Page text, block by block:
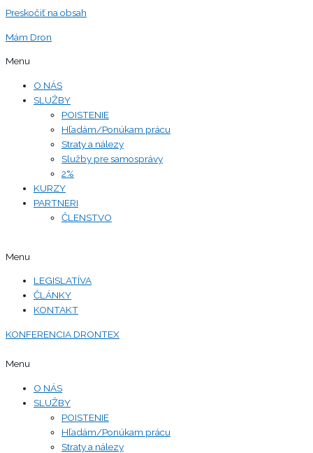
Preskočiť na obsah
Mám Dron
Menu
O NÁS
SLUŽBY
POISTENIE
Hľadám/Ponúkam prácu
Straty a nálezy
Služby pre samosprávy
2%
KURZY
PARTNERI
ČLENSTVO
Menu
LEGISLATÍVA
ČLÁNKY
KONTAKT
KONFERENCIA DRONTEX
Menu
O NÁS
SLUŽBY
POISTENIE
Hľadám/Ponúkam prácu
Straty a nálezy